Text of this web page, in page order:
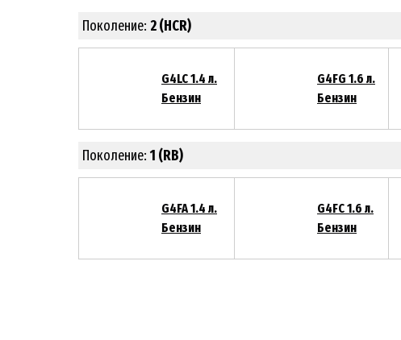
Поколение: 2 (HCR)
G4LC 1.4 л.
Бензин
G4FG 1.6 л.
Бензин
Поколение: 1 (RB)
G4FA 1.4 л.
Бензин
G4FC 1.6 л.
Бензин